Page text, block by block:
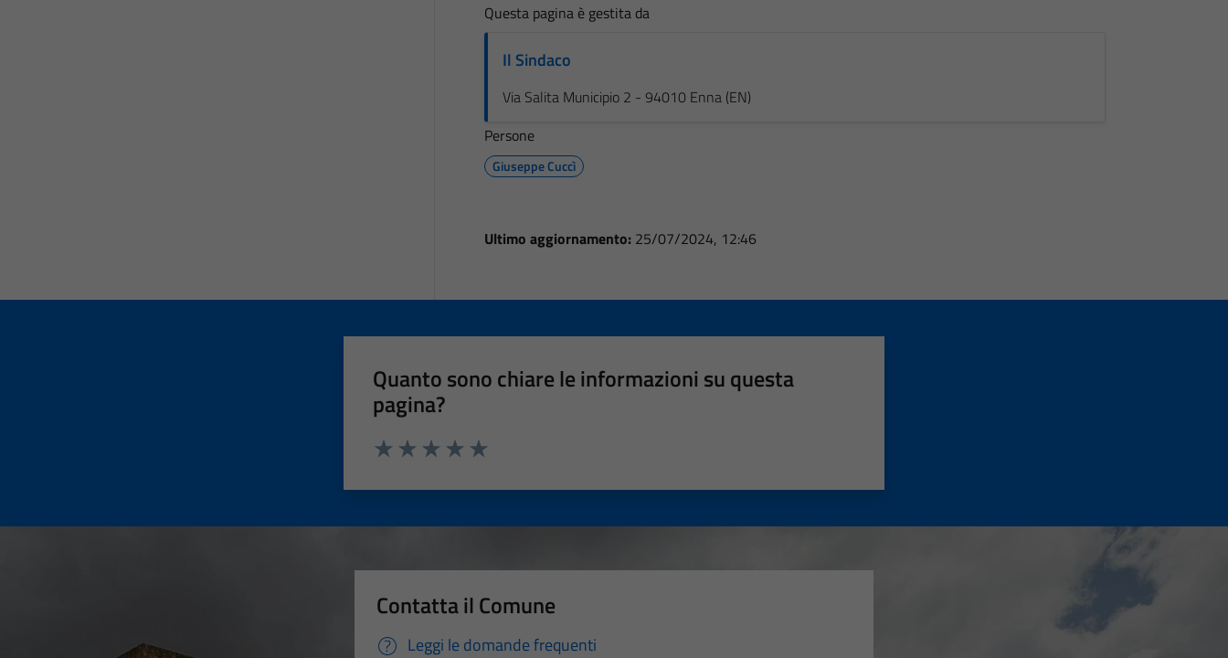
Questa pagina è gestita da
Il Sindaco
Via Salita Municipio 2 - 94010 Enna (EN)
Persone
Giuseppe Cuccì
Ultimo aggiornamento: 25/07/2024, 12:46
Quanto sono chiare le informazioni su questa
pagina?
Contatta il Comune
Leggi le domande frequenti